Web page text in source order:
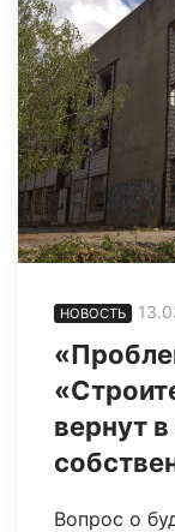
НОВОСТЬ
вернут
Вопрос о